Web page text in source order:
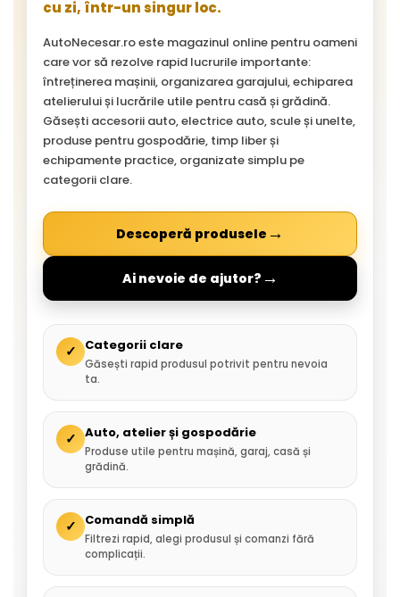
cu zi, într-un singur loc.
AutoNecesar.ro este magazinul online pentru oameni
care vor să rezolve rapid lucrurile importante:
întreținerea mașinii, organizarea garajului, echiparea
atelierului și lucrările utile pentru casă și grădină.
Găsești accesorii auto, electrice auto, scule și unelte,
produse pentru gospodărie, timp liber și
echipamente practice, organizate simplu pe
categorii clare.
Descoperă produsele →
Ai nevoie de ajutor? →
✓ Categorii clare
Găsești rapid produsul potrivit pentru nevoia
ta.
✓ Auto, atelier și gospodărie
Produse utile pentru mașină, garaj, casă și
grădină.
✓ Comandă simplă
Filtrezi rapid, alegi produsul și comanzi fără
complicații.